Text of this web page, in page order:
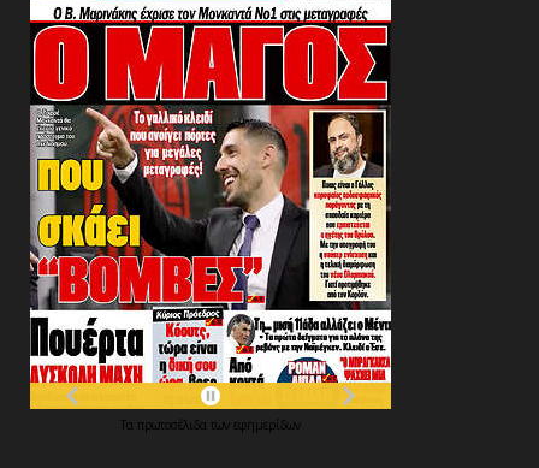
Τα πρωτοσέλιδα των εφημερίδων